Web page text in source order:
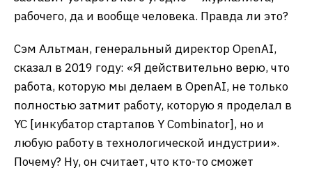
рабочего, да и вообще человека. Правда ли это?
Сэм Альтман, генеральный директор OpenAI,
сказал в 2019 году: «Я действительно верю, что
работа, которую мы делаем в OpenAI, не только
полностью затмит работу, которую я проделал в
YC [инкубатор стартапов Y Combinator], но и
любую работу в технологической индустрии».
Почему? Ну, он считает, что кто-то сможет